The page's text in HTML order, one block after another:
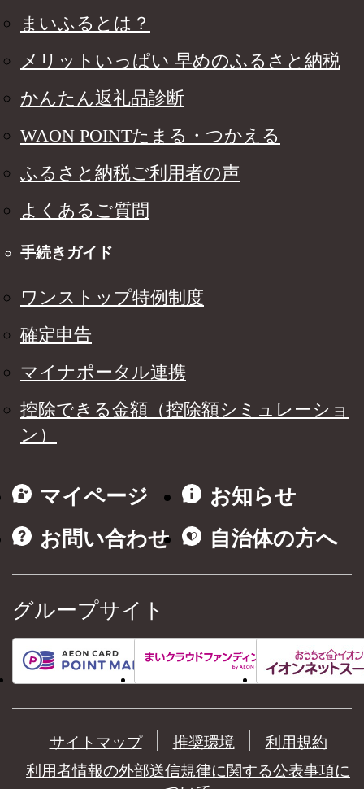
まいふるとは？
メリットいっぱい 早めのふるさと納税
かんたん返礼品診断
WAON POINTたまる・つかえる
ふるさと納税ご利用者の声
よくあるご質問
手続きガイド
ワンストップ特例制度
確定申告
マイナポータル連携
控除できる金額（控除額シミュレーショ
ン）
マイページ
お知らせ
お問い合わせ
自治体の方へ
グループサイト
サイトマップ 推奨環境
利用規約
利用者情報の外部送信規律に関する公表事項に